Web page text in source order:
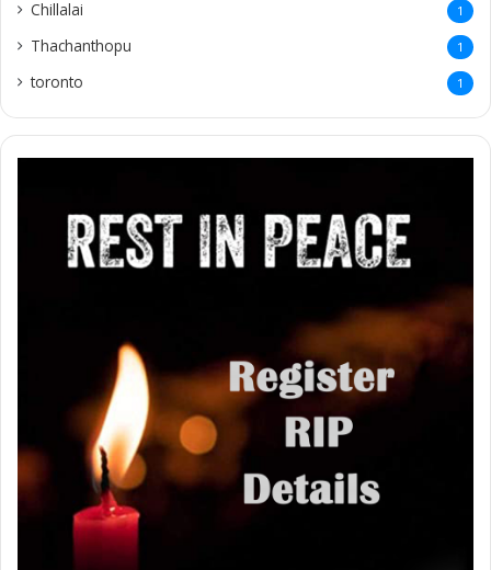
Chillalai 1
Thachanthopu 1
toronto 1